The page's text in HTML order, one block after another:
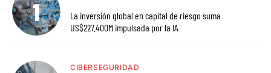
La inversión global en capital de riesgo suma
US$227.400M impulsada por la IA
CIBERSEGURIDAD